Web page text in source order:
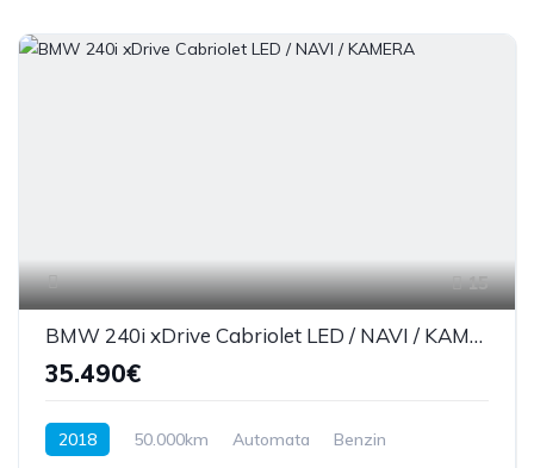
15
BMW 240i xDrive Cabriolet LED / NAVI / KAMERA
35.490€
2018 50.000km Automata
Benzin